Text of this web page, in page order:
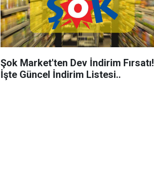
Şok Market'ten Dev İndirim Fırsatı!
İşte Güncel İndirim Listesi..